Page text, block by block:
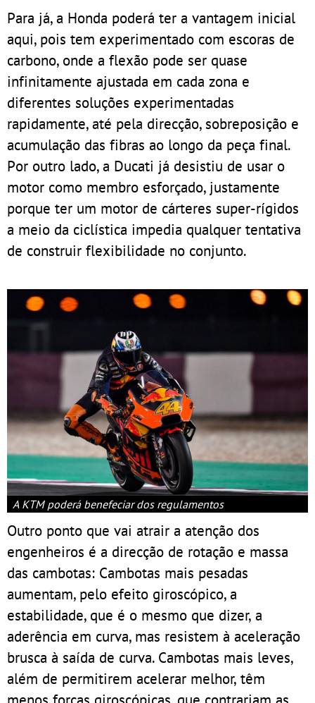
Para já, a Honda poderá ter a vantagem inicial
aqui, pois tem experimentado com escoras de
carbono, onde a flexão pode ser quase
infinitamente ajustada em cada zona e
diferentes soluções experimentadas
rapidamente, até pela direcção, sobreposição e
acumulação das fibras ao longo da peça final.
Por outro lado, a Ducati já desistiu de usar o
motor como membro esforçado, justamente
porque ter um motor de cárteres super-rígidos
a meio da ciclística impedia qualquer tentativa
de construir flexibilidade no conjunto.
A KTM poderá benefeciar dos regulamentos
Outro ponto que vai atrair a atenção dos
engenheiros é a direcção de rotação e massa
das cambotas: Cambotas mais pesadas
aumentam, pelo efeito giroscópico, a
estabilidade, que é o mesmo que dizer, a
aderência em curva, mas resistem à aceleração
brusca à saída de curva. Cambotas mais leves,
além de permitirem acelerar melhor, têm